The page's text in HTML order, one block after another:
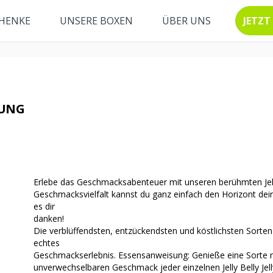
UNSERE BOXEN ÜBER UNS
Erlebe das Geschmacksabenteuer mit unseren berühmten
Geschmacksvielfalt kannst du ganz einfach den Horizont
es dir
danken!
Die verblüffendsten, entzückendsten und köstlichsten
echtes
Geschmackserlebnis. Essensanweisung: Genieße eine
unverwechselbaren Geschmack jeder einzelnen Jelly Belly